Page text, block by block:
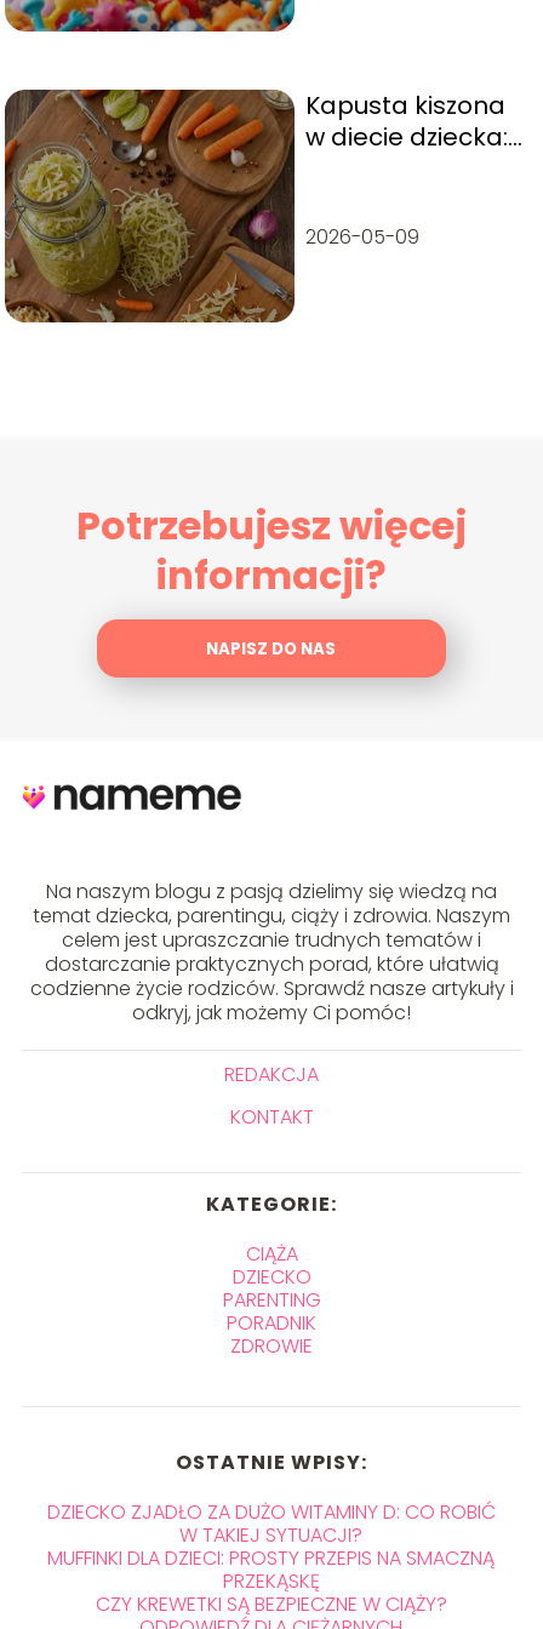
Kapusta kiszona
w diecie dziecka:
2026-05-09
Potrzebujesz więcej
informacji?
NAPISZ DO NAS
Na naszym blogu z pasją dzielimy się wiedzą na
temat dziecka, parentingu, ciąży i zdrowia. Naszym
celem jest upraszczanie trudnych tematów i
dostarczanie praktycznych porad, które ułatwią
codzienne życie rodziców. Sprawdź nasze artykuły i
odkryj, jak możemy Ci pomóc!
REDAKCJA
KONTAKT
KATEGORIE:
CIĄŻA
DZIECKO
PARENTING
PORADNIK
ZDROWIE
OSTATNIE WPISY:
DZIECKO ZJADŁO ZA DUŻO WITAMINY D: CO ROBIĆ
W TAKIEJ SYTUACJI?
MUFFINKI DLA DZIECI: PROSTY PRZEPIS NA SMACZNĄ
PRZEKĄSKĘ
CZY KREWETKI SĄ BEZPIECZNE W CIĄŻY?